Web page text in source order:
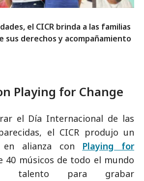
el CICR brinda a las familias
sus derechos y acompañamiento
Playing for Change
el Día Internacional de las
el CICR produjo un
en alianza con Playing for
40 músicos de todo el mundo
talento para grabar